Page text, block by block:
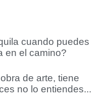
cuando puedes
en el camino?
de arte, tiene
no lo entiendes...